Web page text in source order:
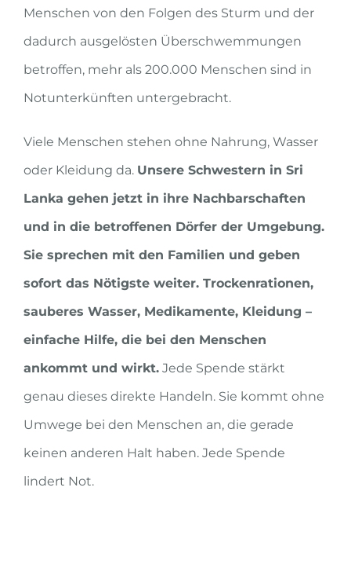
Menschen von den Folgen des Sturm und der
dadurch ausgelösten Überschwemmungen
betroffen, mehr als 200.000 Menschen sind in
Notunterkünften untergebracht.
Viele Menschen stehen ohne Nahrung, Wasser
oder Kleidung da. Unsere Schwestern in Sri
Lanka gehen jetzt in ihre Nachbarschaften
und in die betroffenen Dörfer der Umgebung.
Sie sprechen mit den Familien und geben
sofort das Nötigste weiter. Trockenrationen,
sauberes Wasser, Medikamente, Kleidung –
einfache Hilfe, die bei den Menschen
ankommt und wirkt.Jede Spende stärkt
genau dieses direkte Handeln. Sie kommt ohne
Umwege bei den Menschen an, die gerade
keinen anderen Halt haben. Jede Spende
lindert Not.